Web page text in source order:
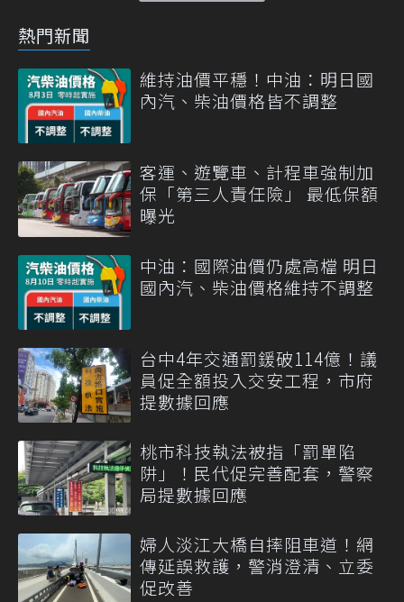
熱門新聞
維持油價平穩！中油：明日國
內汽、柴油價格皆不調整
客運、遊覽車、計程車強制加
保「第三人責任險」 最低保額
曝光
中油：國際油價仍處高檔 明日
國內汽、柴油價格維持不調整
台中4年交通罰鍰破114億！議
員促全額投入交安工程，市府
提數據回應
桃市科技執法被指「罰單陷
阱」！民代促完善配套，警察
局提數據回應
婦人淡江大橋自摔阻車道！網
傳延誤救護，警消澄清、立委
促改善